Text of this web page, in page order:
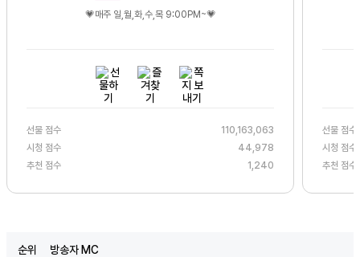
💗매주 일,월,화,수,목 9:00PM~💗
선물 점수
110,163,063
시청 점수
44,978
추천 점수
1,240
선물 점수
시청 점수
추천 점수
순위 방송자 MC